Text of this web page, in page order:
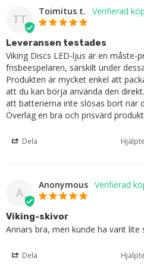
TT
Toimitus t.
Leveransen testades
Viking Discs LED-ljus är en måste-
frisbeespelaren, särskilt under
Produkten är mycket enkel att
att du kan börja använda den
att batterierna inte slösas bort när
Överlag en bra och prisvärd
Dela
A
Anonymous
Viking-skivor
Annars bra, men kunde ha varit lite
Dela